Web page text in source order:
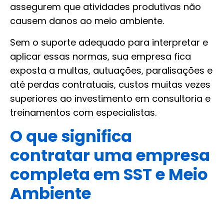
assegurem que atividades produtivas não
causem danos ao meio ambiente.
Sem o suporte adequado para interpretar e
aplicar essas normas, sua empresa fica
exposta a multas, autuações, paralisações e
até perdas contratuais, custos muitas vezes
superiores ao investimento em consultoria e
treinamentos com especialistas.
O que significa
contratar uma empresa
completa em SST e Meio
Ambiente